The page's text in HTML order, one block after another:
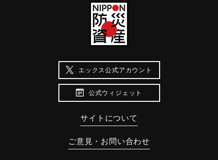
米、かんがい面積一六五ヘクタール昭和大改修事業を行なっ
た。茲に県営老朽溜池整備事業小池改修工事の完成を記念し
碑文とする。 昭和六十年三月吉日 大分県々議会時議長本
【お倉の池の悲話】
領主細川忠興は干害に悩む農民たちの姿を見て、家臣の長岡
内膳らを遣わし、同地区の庄屋たちと相談のうえ、巨大なた
百数十日の苦労の末ようやく完成した。これで干害の心配は
と、慶長11年(1606)の夏に十数年ぶりという大雨があったさ
エックス公式アカウント
公式ウィジェット
サイトについて
ご意見・お問い合わせ